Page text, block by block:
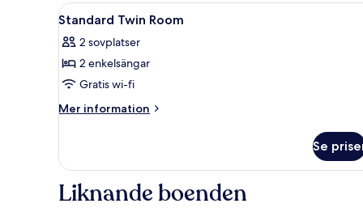
terrass
Öppna
alla
foton
för
Standard
Twin
Ett hotellrum med två
5
Standard Twin Room
2 sovplatser
2 enkelsängar
Gratis wi-fi
Mer information
Mer
Twin
Room
Se
Liknande boenden